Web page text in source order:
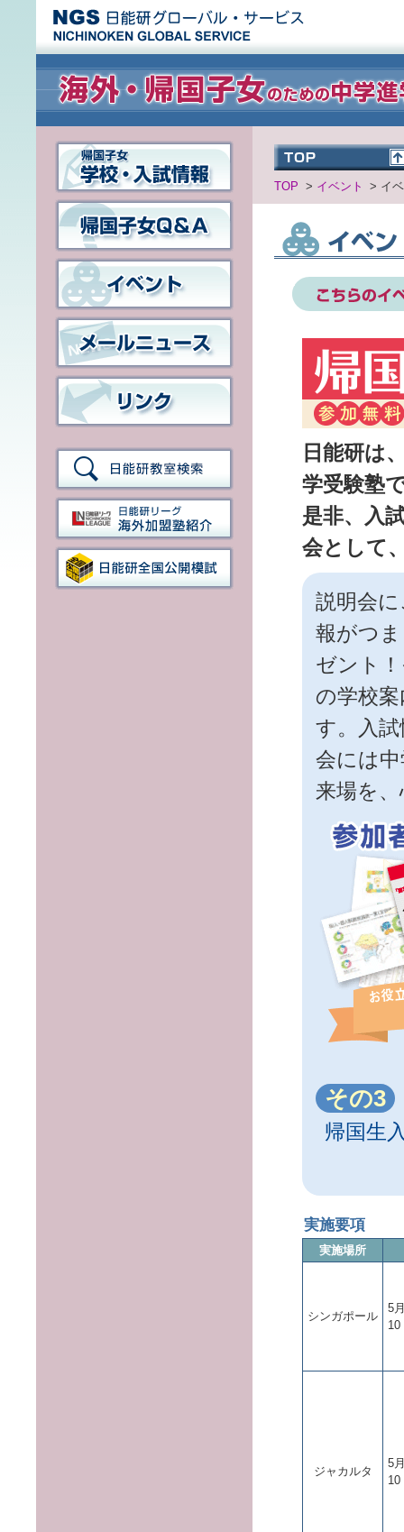
TOP > イベント > イ
日能研は
学受験塾
是非、入
会として
説明会
報がつ
ゼント
の学校
す。入
会には
来場を
その3
帰国生
実施要項
実施場所
シンガポール
5
10
ジャカルタ
5
10